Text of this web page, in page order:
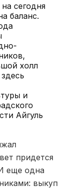
сегодня
баланс.
холл
и
Айгуль
придется
еще одна
выкуп